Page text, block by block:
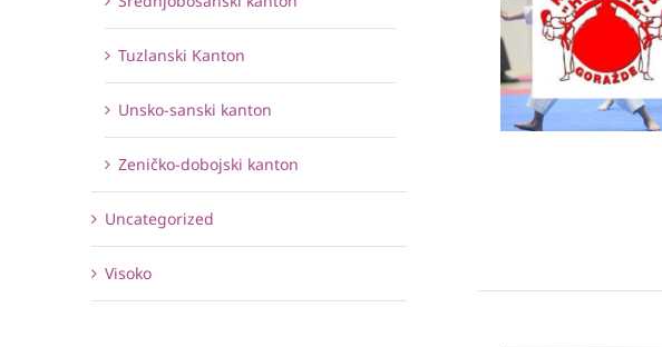
Tuzlanski Kanton
Unsko-sanski kanton
Zeničko-dobojski kanton
Uncategorized
Visoko